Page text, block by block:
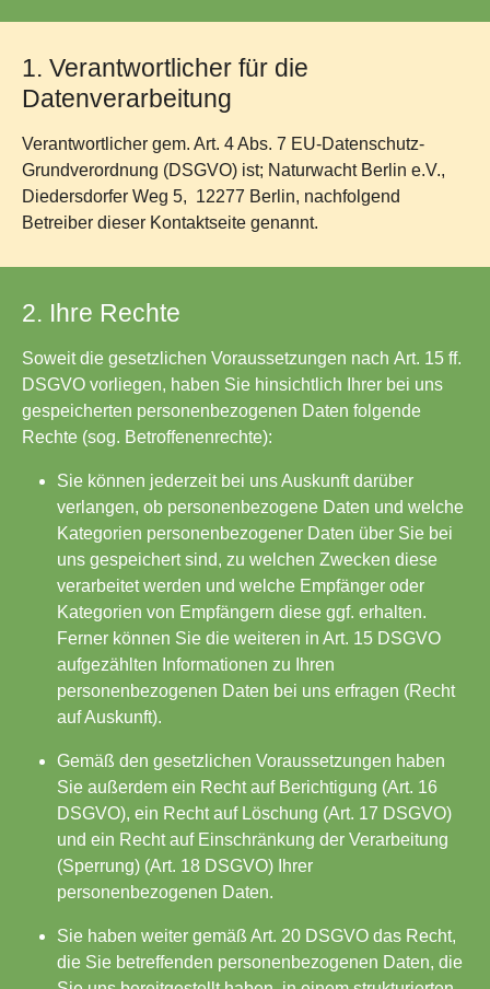
1. Verantwortlicher für die
Datenverarbeitung
Verantwortlicher gem. Art. 4 Abs. 7 EU-Datenschutz-
Grundverordnung (DSGVO) ist; Naturwacht Berlin e.V.,
Diedersdorfer Weg 5, 12277 Berlin, nachfolgend
Betreiber dieser Kontaktseite genannt.
2. Ihre Rechte
Soweit die gesetzlichen Voraussetzungen nach Art. 15 ff.
DSGVO vorliegen, haben Sie hinsichtlich Ihrer bei uns
gespeicherten personenbezogenen Daten folgende
Rechte (sog. Betroffenenrechte):
Sie können jederzeit bei uns Auskunft darüber
verlangen, ob personenbezogene Daten und welche
Kategorien personenbezogener Daten über Sie bei
uns gespeichert sind, zu welchen Zwecken diese
verarbeitet werden und welche Empfänger oder
Kategorien von Empfängern diese ggf. erhalten.
Ferner können Sie die weiteren in Art. 15 DSGVO
aufgezählten Informationen zu Ihren
personenbezogenen Daten bei uns erfragen (Recht
auf Auskunft).
Gemäß den gesetzlichen Voraussetzungen haben
Sie außerdem ein Recht auf Berichtigung (Art. 16
DSGVO), ein Recht auf Löschung (Art. 17 DSGVO)
und ein Recht auf Einschränkung der Verarbeitung
(Sperrung) (Art. 18 DSGVO) Ihrer
personenbezogenen Daten.
Sie haben weiter gemäß Art. 20 DSGVO das Recht,
die Sie betreffenden personenbezogenen Daten, die